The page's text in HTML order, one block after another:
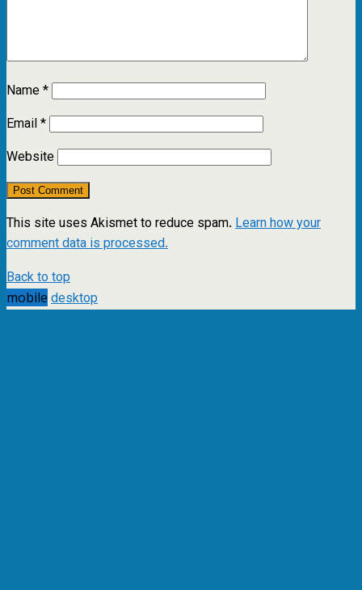
Name*
Email*
Website
This site uses Akismet to reduce spam. Learn how your
comment data is processed.
Back to top
mobile desktop